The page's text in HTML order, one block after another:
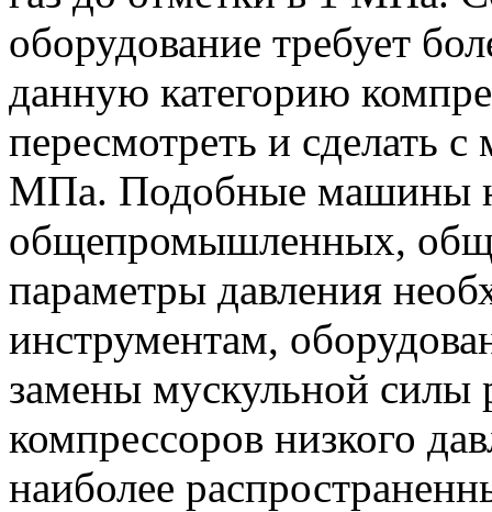
оборудование требует
данную категорию
пересмотреть и сделать
МПа. Подобные машины
общепромышленных,
параметры давления
инструментам,
замены мускульной силы
компрессоров низкого
наиболее